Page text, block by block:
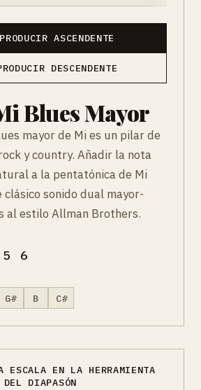
ASCENDENTE
DESCENDENTE
Blues Mayor
mayor de Mi es un pilar de
y country. Añadir la nota
a la pentatónica de Mi
clásico sonido dual mayor-
al estilo Allman Brothers.
6
G# B C#
ESCALA EN LA HERRAMIENTA
DIAPASÓN